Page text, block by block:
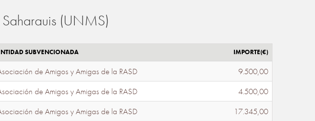
(UNMS)
SUBVENCIONADA IMPORTE(€)
de Amigos y Amigas de la RASD
9.500,00
de Amigos y Amigas de la RASD
4.500,00
de Amigos y Amigas de la RASD
17.345,00